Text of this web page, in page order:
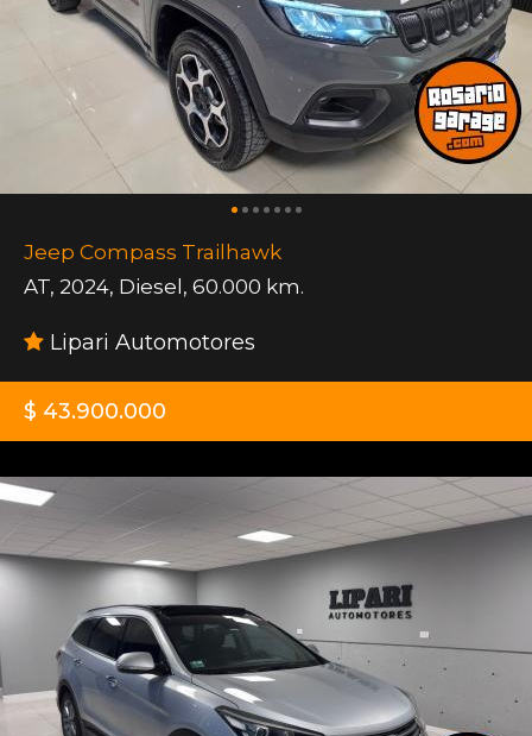
Jeep Compass Trailhawk
AT, 2024, Diesel, 60.000 km.
Lipari Automotores
$ 43.900.000